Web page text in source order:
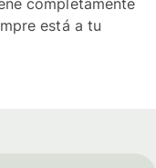
está a tu